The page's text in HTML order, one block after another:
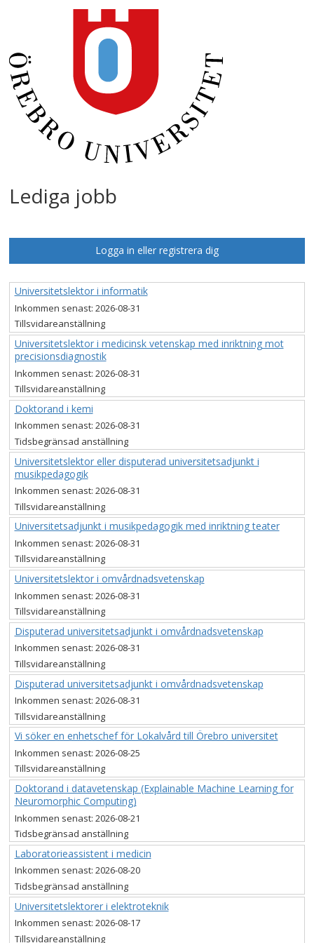
Lediga jobb
Logga in eller registrera dig
Universitetslektor i informatik
Inkommen senast: 2026-08-31
Tillsvidareanställning
Universitetslektor i medicinsk vetenskap med inriktning mot
precisionsdiagnostik
Inkommen senast: 2026-08-31
Tillsvidareanställning
Doktorand i kemi
Inkommen senast: 2026-08-31
Tidsbegränsad anställning
Universitetslektor eller disputerad universitetsadjunkt i
musikpedagogik
Inkommen senast: 2026-08-31
Tillsvidareanställning
Universitetsadjunkt i musikpedagogik med inriktning teater
Inkommen senast: 2026-08-31
Tillsvidareanställning
Universitetslektor i omvårdnadsvetenskap
Inkommen senast: 2026-08-31
Tillsvidareanställning
Disputerad universitetsadjunkt i omvårdnadsvetenskap
Inkommen senast: 2026-08-31
Tillsvidareanställning
Disputerad universitetsadjunkt i omvårdnadsvetenskap
Inkommen senast: 2026-08-31
Tillsvidareanställning
Vi söker en enhetschef för Lokalvård till Örebro universitet
Inkommen senast: 2026-08-25
Tillsvidareanställning
Doktorand i datavetenskap (Explainable Machine Learning for
Neuromorphic Computing)
Inkommen senast: 2026-08-21
Tidsbegränsad anställning
Laboratorieassistent i medicin
Inkommen senast: 2026-08-20
Tidsbegränsad anställning
Universitetslektorer i elektroteknik
Inkommen senast: 2026-08-17
Tillsvidareanställning